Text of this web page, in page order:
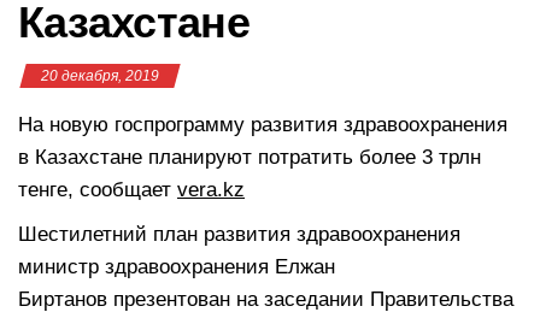
Казахстане
20 декабря, 2019
На новую госпрограмму развития здравоохранения
в Казахстане планируют потратить более 3 трлн
тенге, сообщает vera.kz
Шестилетний план развития здравоохранения
министр здравоохранения Елжан
Биртанов презентован на заседании Правительства